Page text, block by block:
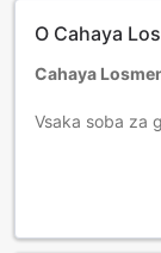
Bivanje na
Razpoložljivost
posamične
in dodatna
O Cahaya
Cahaya
Vsaka soba za
udobnejše
opremljene s/z